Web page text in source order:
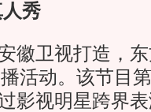
秀
卫视打造，东
活动。该节目
影视明星跨界